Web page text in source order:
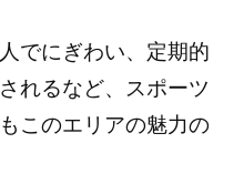
でにぎわい、定期的
れるなど、スポーツ
このエリアの魅力の